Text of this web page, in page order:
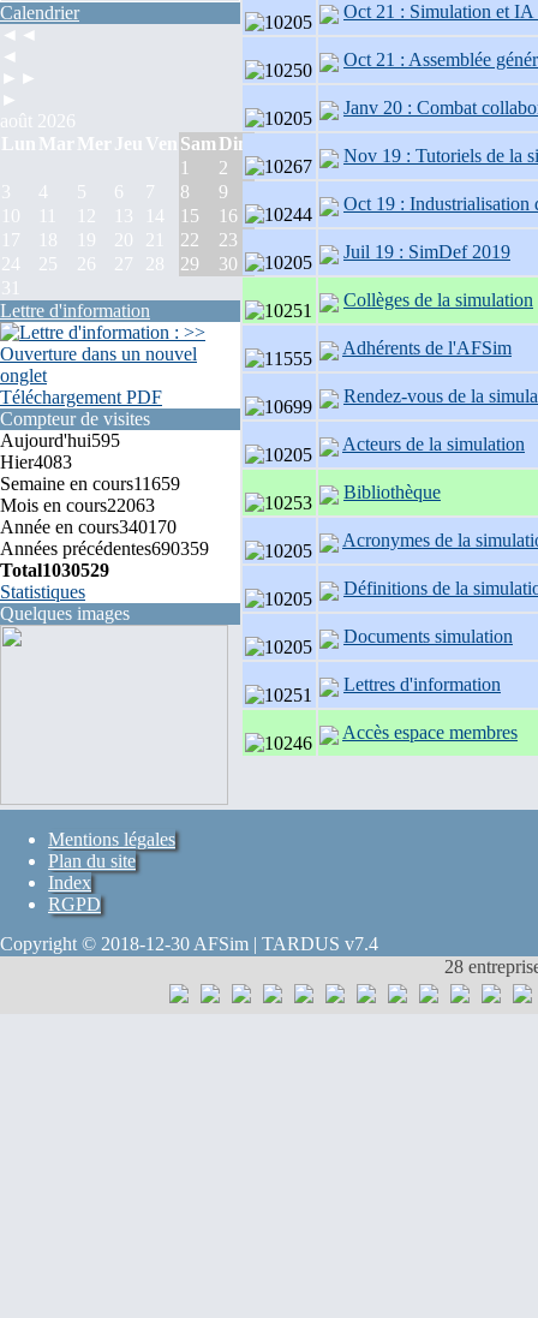
Calendrier
◄◄
◄
►►
►
août 2026
Lun Mar Mer Jeu Ven Sam Dim
1
2
3
4 5 6 7 8
9
10
11 12 13 14 15
16
17
18 19 20 21 22
23
24
25 26 27 28 29
30
31
Lettre d'information
Téléchargement PDF
Compteur de visites
Aujourd'hui595
Hier4083
Semaine en cours11659
Mois en cours22063
Année en cours340170
Années précédentes690359
Total1030529
Statistiques
Quelques images
Oct 21 : Simulation et
Oct 21 : Assemblée
Janv 20 : Combat
Nov 19 : Tutoriels de la
Oct 19 : Industrialisation
Juil 19 : SimDef 2019
Collèges de la simulation
Adhérents de l'AFSim
Rendez-vous de la
Acteurs de la simulation
Bibliothèque
Acronymes de la
Définitions de la
Documents simulation
Lettres d'information
Accès espace membres
Mentions légales
Plan du site
Index
RGPD
Copyright © 2018-12-30 AFSim | TARDUS v7.4
28